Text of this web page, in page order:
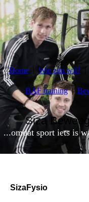
Home Wie zijn wij?
BAF training
Siza
...omdat sport iets is
SizaFysio